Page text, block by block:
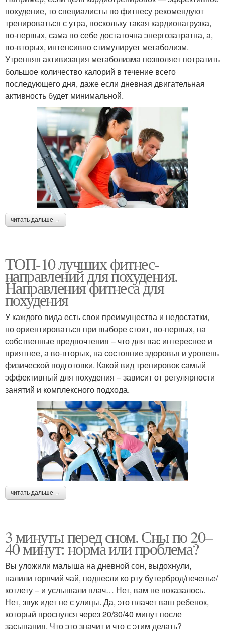
похудение, то специалисты по фитнесу рекомендуют
тренироваться с утра, поскольку такая кардионагрузка,
во-первых, сама по себе достаточна энергозатратна, а,
во-вторых, интенсивно стимулирует метаболизм.
Утренняя активизация метаболизма позволяет потратить
большое количество калорий в течение всего
последующего дня, даже если дневная двигательная
активность будет минимальной.
читать дальше →
ТОП-10 лучших фитнес-
направлений для похудения.
Направления фитнеса для
похудения
У каждого вида есть свои преимущества и недостатки,
но ориентироваться при выборе стоит, во-первых, на
собственные предпочтения – что для вас интереснее и
приятнее, а во-вторых, на состояние здоровья и уровень
физической подготовки. Какой вид тренировок самый
эффективный для похудения – зависит от регулярности
занятий и комплексного подхода.
читать дальше →
3 минуты перед сном. Сны по 20–
40 минут: норма или проблема?
Вы уложили малыша на дневной сон, выдохнули,
налили горячий чай, поднесли ко рту бутерброд/печенье/
котлету – и услышали плач… Нет, вам не показалось.
Нет, звук идет не с улицы. Да, это плачет ваш ребенок,
который проснулся через 20/30/40 минут после
засыпания. Что это значит и что с этим делать?